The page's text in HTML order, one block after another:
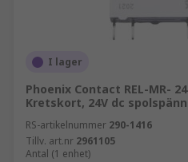
I lager
Phoenix Contact REL-MR-
Kretskort, 24V dc
RS-artikelnummer 290-1416
Tillv. art.nr 2961105
Antal (1 enhet)